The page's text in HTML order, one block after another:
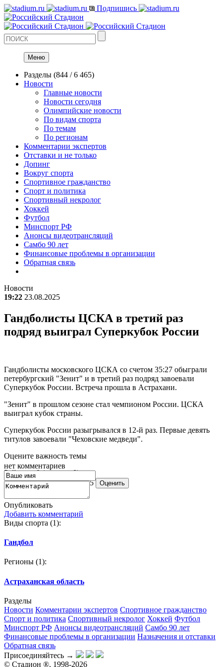
Подпишись
Меню
Разделы (844 / 6 465)
Новости
Главные новости
Новости сегодня
Олимпийские новости
По видам спорта
По темам
По регионам
Комментарии экспертов
Отставки и не только
Допинг
Вокруг спорта
Спортивное гражданство
Спорт и политика
Спортивный некролог
Хоккей
Футбол
Минспорт РФ
Анонсы видеотрансляций
Самбо 90 лет
Финансовые проблемы в организации
Обратная связь
Новости
19:22 23.08.2025
Гандболисты ЦСКА в третий раз
подряд выиграл Суперкубок России
Гандболисты московского ЦСКА со счетом 35:27 обыграли
петербургский "Зенит" и в третий раз подряд завоевали
Суперкубок России. Встреча прошла в Астрахани.
"Зенит" в прошлом сезоне стал чемпионом России. ЦСКА
выиграл кубок страны.
Суперкубок России разыгрывался в 12-й раз. Первые девять
титулов завоевали "Чеховские медведи".
Оцените важность темы
Рейтинг:0(оценок: 0)
1
2 3 4 5
нет комментариев
Опубликовать
Добавить комментарий
Виды спорта (1):
Гандбол
Регионы (1):
Астраханская область
Разделы
Новости Комментарии экспертов Спортивное гражданство
Спорт и политика Спортивный некролог Хоккей Футбол
Минспорт РФ Анонсы видеотрансляций Самбо 90 лет
Финансовые проблемы в организации Назначения и отставки
Обратная связь
Присоединяйтесь →
© Стадион ®, 1998-2026